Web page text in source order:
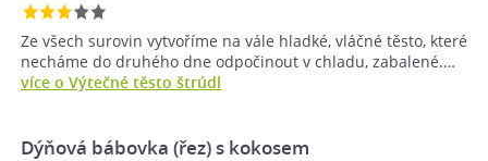
Ze všech surovin vytvoříme na vále hladké, vláčné těsto, které
necháme do druhého dne odpočinout v chladu, zabalené.…
více o Výtečné těsto štrúdl
Dýňová bábovka (řez) s kokosem